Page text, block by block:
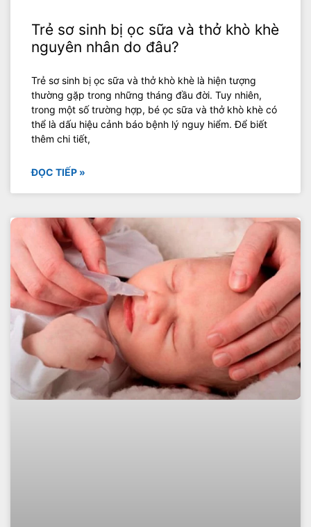
Trẻ sơ sinh bị ọc sữa và thở khò khè
nguyên nhân do đâu?
Trẻ sơ sinh bị ọc sữa và thở khò khè là hiện tượng
thường gặp trong những tháng đầu đời. Tuy nhiên,
trong một số trường hợp, bé ọc sữa và thở khò khè có
thể là dấu hiệu cảnh báo bệnh lý nguy hiểm. Để biết
thêm chi tiết,
ĐỌC TIẾP »